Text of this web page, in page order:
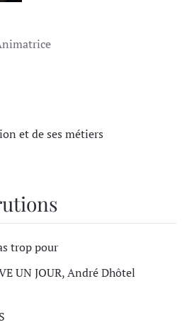
et de ses métiers
trop pour
UN JOUR, André Dhôtel